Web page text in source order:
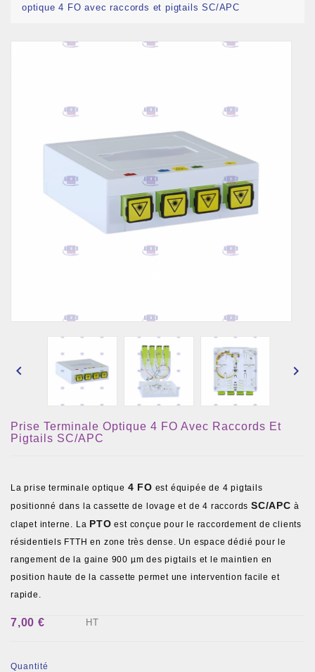
optique 4 FO avec raccords et pigtails SC/APC
 
Prise Terminale Optique 4 FO Avec Raccords Et
Pigtails SC/APC
La prise terminale optique 4 FO est équipée de 4 pigtails
positionné dans la cassette de lovage et de 4 raccords SC/APC à
clapet interne. La PTO est conçue pour le raccordement de clients
résidentiels FTTH en zone très dense. Un espace dédié pour le
rangement de la gaine 900 µm des pigtails et le maintien en
position haute de la cassette permet une intervention facile et
rapide.
7,00 € HT
Quantité